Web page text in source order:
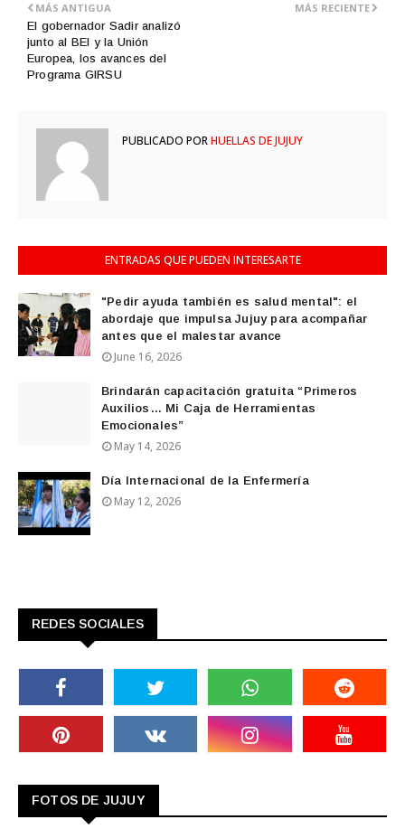
MÁS RECIENTE
MÁS ANTIGUA
El gobernador Sadir analizó
junto al BEI y la Unión
Europea, los avances del
Programa GIRSU
PUBLICADO PORHUELLAS DE JUJUY
ENTRADAS QUE PUEDEN INTERESARTE
"Pedir ayuda también es salud mental": el
abordaje que impulsa Jujuy para acompañar
antes que el malestar avance
June 16, 2026
Brindarán capacitación gratuita “Primeros
Auxilios… Mi Caja de Herramientas
Emocionales”
May 14, 2026
Día Internacional de la Enfermería
May 12, 2026
REDES SOCIALES
FOTOS DE JUJUY